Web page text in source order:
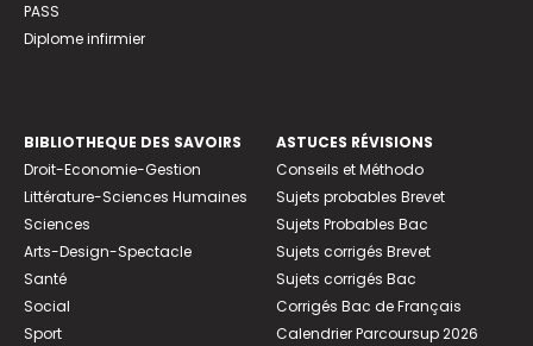
PASS
Diplome infirmier
BIBLIOTHEQUE DES SAVOIRS
Droit-Economie-Gestion
Littérature-Sciences Humaines
Sciences
Arts-Design-Spectacle
Santé
Social
Sport
ASTUCES RÉVISIONS
Conseils et Méthodo
Sujets probables Brevet
Sujets Probables Bac
Sujets corrigés Brevet
Sujets corrigés Bac
Corrigés Bac de Français
Calendrier Parcoursup 2026